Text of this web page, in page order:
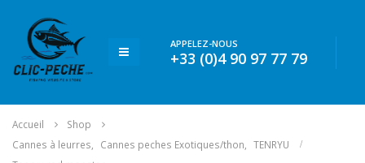
APPELEZ-NOUS
+33 (0)4 90 97 77 79
Accueil
Shop
Cannes à leurres
Cannes peches Exotiques/thon
TENRYU